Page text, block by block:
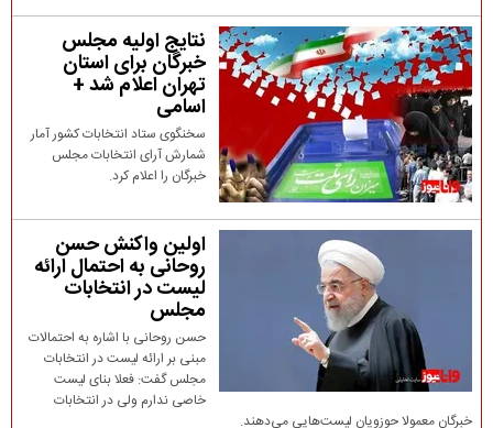
نتایج اولیه مجلس
خبرگان برای استان
تهران اعلام شد +
اسامی
سخنگوی ستاد انتخابات کشور آمار
شمارش آرای انتخابات مجلس
خبرگان را اعلام کرد.
اولین واکنش حسن
روحانی به احتمال ارائه
لیست در انتخابات
مجلس
حسن روحانی با اشاره به احتمالات
مبنی بر ارائه لیست در انتخابات
مجلس گفت: فعلا بنای لیست
خاصی ندارم ولی در انتخابات
خبرگان معمولا حوزویان لیست‌هایی می‌دهند.